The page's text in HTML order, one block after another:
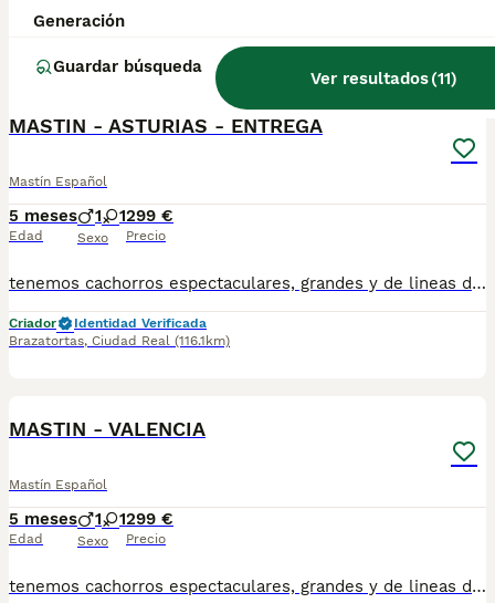
Generación
Guardar búsqueda
Ver resultados(11)
Criador
Identidad Verificada
MASTIN - ASTURIAS - ENTREGA
Mastín Español
5 meses
Edad
1 1
Sexo
299 €
Precio
tenemos cachorros espectaculares, grandes y de lineas de belleza y trabajo , cachorros avanzados conviviendo con animales , hacemos entregas a toda España , totalmente a contrarembolso , atiendo y paso videos por what! no te quedes sin tu oportunidad ,,.,.
Criador
Identidad Verificada
Brazatortas, Ciudad Real (116.1km)
MASTIN - VALENCIA
Mastín Español
5 meses
Edad
1 1
Sexo
299 €
Precio
tenemos cachorros espectaculares, grandes y de lineas de belleza y trabajo , cachorros avanzados conviviendo con animales , hacemos entregas a toda España , totalmente a contrarembolso , atiendo y paso videos por what! no te quedes sin tu oportunidad .